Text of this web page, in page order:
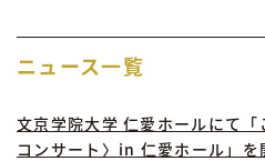
ニュース一覧
文京学院大学 仁愛ホールにて「
コンサート〉in 仁愛ホール」を